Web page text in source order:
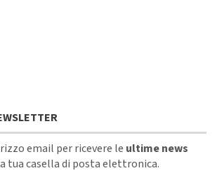
email per ricevere le ultime news
tua casella di posta elettronica.